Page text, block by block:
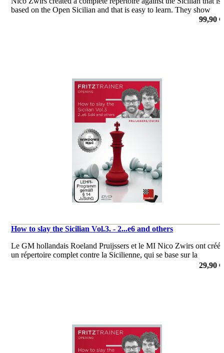
based on the Open Sicilian and that is easy to learn. They show
99,90 €
How to slay the Sicilian Vol.3. - 2...e6 and others
Le GM hollandais Roeland Pruijssers et le MI Nico Zwirs ont créé
un répertoire complet contre la Sicilienne, qui se base sur la
29,90 €